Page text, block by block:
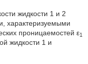
жидкости 1 и 2
характеризуемыми
проницаемостей ε1
жидкости 1 и